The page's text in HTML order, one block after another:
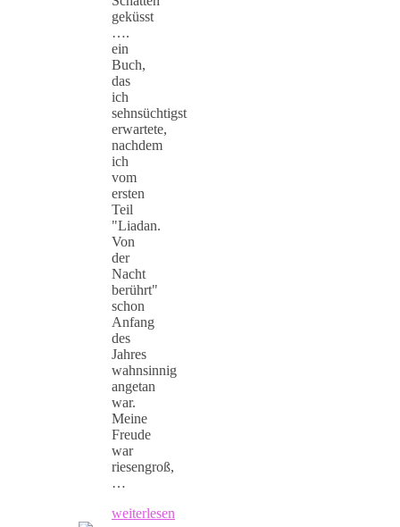
geküsst
….
ein
Buch,
das
ich
sehnsüchtigst
erwartete,
nachdem
ich
vom
ersten
Teil
"Liadan.
Von
der
Nacht
berührt"
schon
Anfang
des
Jahres
wahnsinnig
angetan
war.
Meine
Freude
war
riesengroß,
…
weiterlesen